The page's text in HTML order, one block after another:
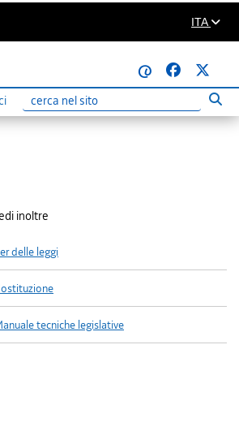
ITA
@
Ricerca
inoltre
delle leggi
tecniche legislative